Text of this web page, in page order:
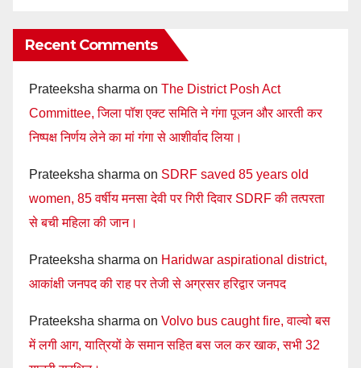
Recent Comments
Prateeksha sharma on The District Posh Act
Committee, जिला पॉश एक्ट समिति ने गंगा पूजन और आरती कर
निष्पक्ष निर्णय लेने का मां गंगा से आशीर्वाद लिया।
Prateeksha sharma on SDRF saved 85 years old
women, 85 वर्षीय मनसा देवी पर गिरी दिवार SDRF की तत्परता
से बची महिला की जान।
Prateeksha sharma on Haridwar aspirational district,
आकांक्षी जनपद की राह पर तेजी से अग्रसर हरिद्वार जनपद
Prateeksha sharma on Volvo bus caught fire, वाल्वो बस
में लगी आग, यात्रियों के समान सहित बस जल कर खाक, सभी 32